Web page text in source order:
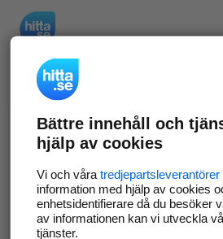
Verifiera ditt
Gör som 69 573företag
företagssida på hitta.se och
kunder i ditt närområde. Helt
Bättre innehåll och
hjälp av cookies
Vi och våra tredjepartsleverantörer
information med hjälp av cookies
enhetsidentifierare då du besöker
av informationen kan vi utveckla
tjänster.